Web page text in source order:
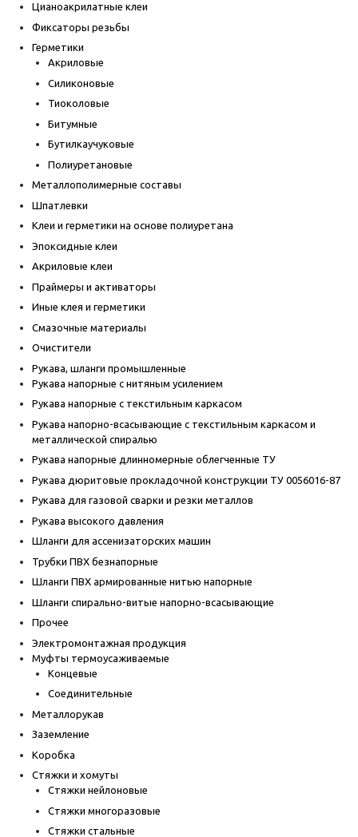
Цианоакрилатные клеи
Фиксаторы резьбы
Герметики
Акриловые
Силиконовые
Тиоколовые
Битумные
Бутилкаучуковые
Полиуретановые
Металлополимерные составы
Шпатлевки
Клеи и герметики на основе полиуретана
Эпоксидные клеи
Акриловые клеи
Праймеры и активаторы
Иные клея и герметики
Смазочные материалы
Очистители
Рукава, шланги промышленные
Рукава напорные с нитяным усилением
Рукава напорные с текстильным каркасом
Рукава напорно-всасывающие с текстильным каркасом и
металлической спиралью
Рукава напорные длинномерные облегченные ТУ
Рукава дюритовые прокладочной конструкции ТУ 0056016-87
Рукава для газовой сварки и резки металлов
Рукава высокого давления
Шланги для ассенизаторских машин
Трубки ПВХ безнапорные
Шланги ПВХ армированные нитью напорные
Шланги спирально-витые напорно-всасывающие
Прочее
Электромонтажная продукция
Муфты термоусаживаемые
Концевые
Соединительные
Металлорукав
Заземление
Коробка
Стяжки и хомуты
Стяжки нейлоновые
Стяжки многоразовые
Стяжки стальные